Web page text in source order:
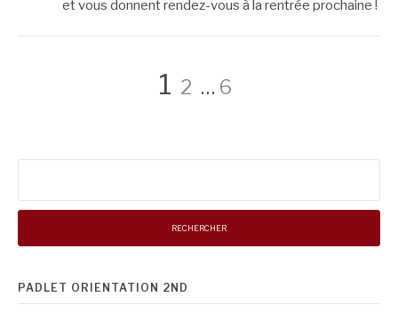
et vous donnent rendez-vous à la rentrée prochaine !
Pagination
des
publications
Page
1 Page
2 … Page
6
PADLET ORIENTATION 2ND